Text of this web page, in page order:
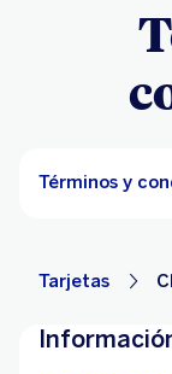
Términos y
Tarjetas